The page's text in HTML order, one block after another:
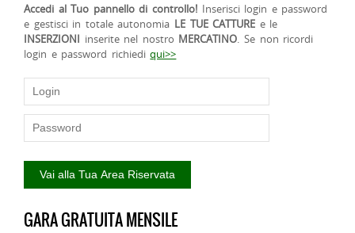
Accedi al Tuo pannello di controllo! Inserisci login e password
e gestisci in totale autonomia LE TUE CATTURE e le
INSERZIONI inserite nel nostro MERCATINO. Se non ricordi
login e password richiediqui>>
GARA GRATUITA MENSILE